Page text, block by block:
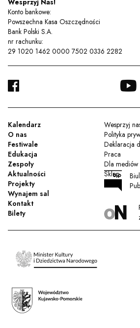
Wesprzyj Nas!
Konto bankowe:
Powszechna Kasa Oszczędności
Bank Polski S.A.
nr rachunku:
29 1020 1462 0000 7502 0336 2282
FACEBOOK
Kalendarz
O nas
Festiwale
Edukacja
Zespoły
Aktualności
Projekty
Wynajem sal
Kontakt
Bilety
Wesprzyj
Polityka
Deklaracja
Praca
Dla mediów
Sklep